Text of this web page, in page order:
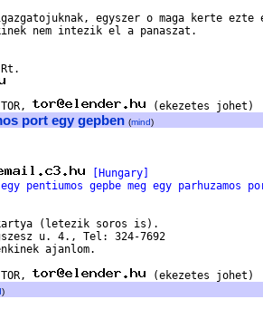
egyszer o maga kerte ezte
nem intezik el a panaszat.
port egy gepben (mind)
[Hungary]
pentiumos gepbe meg egy parhuzamos
kartya (letezik soros is).
u. 4., Tel: 324-7692
ajanlom.
)